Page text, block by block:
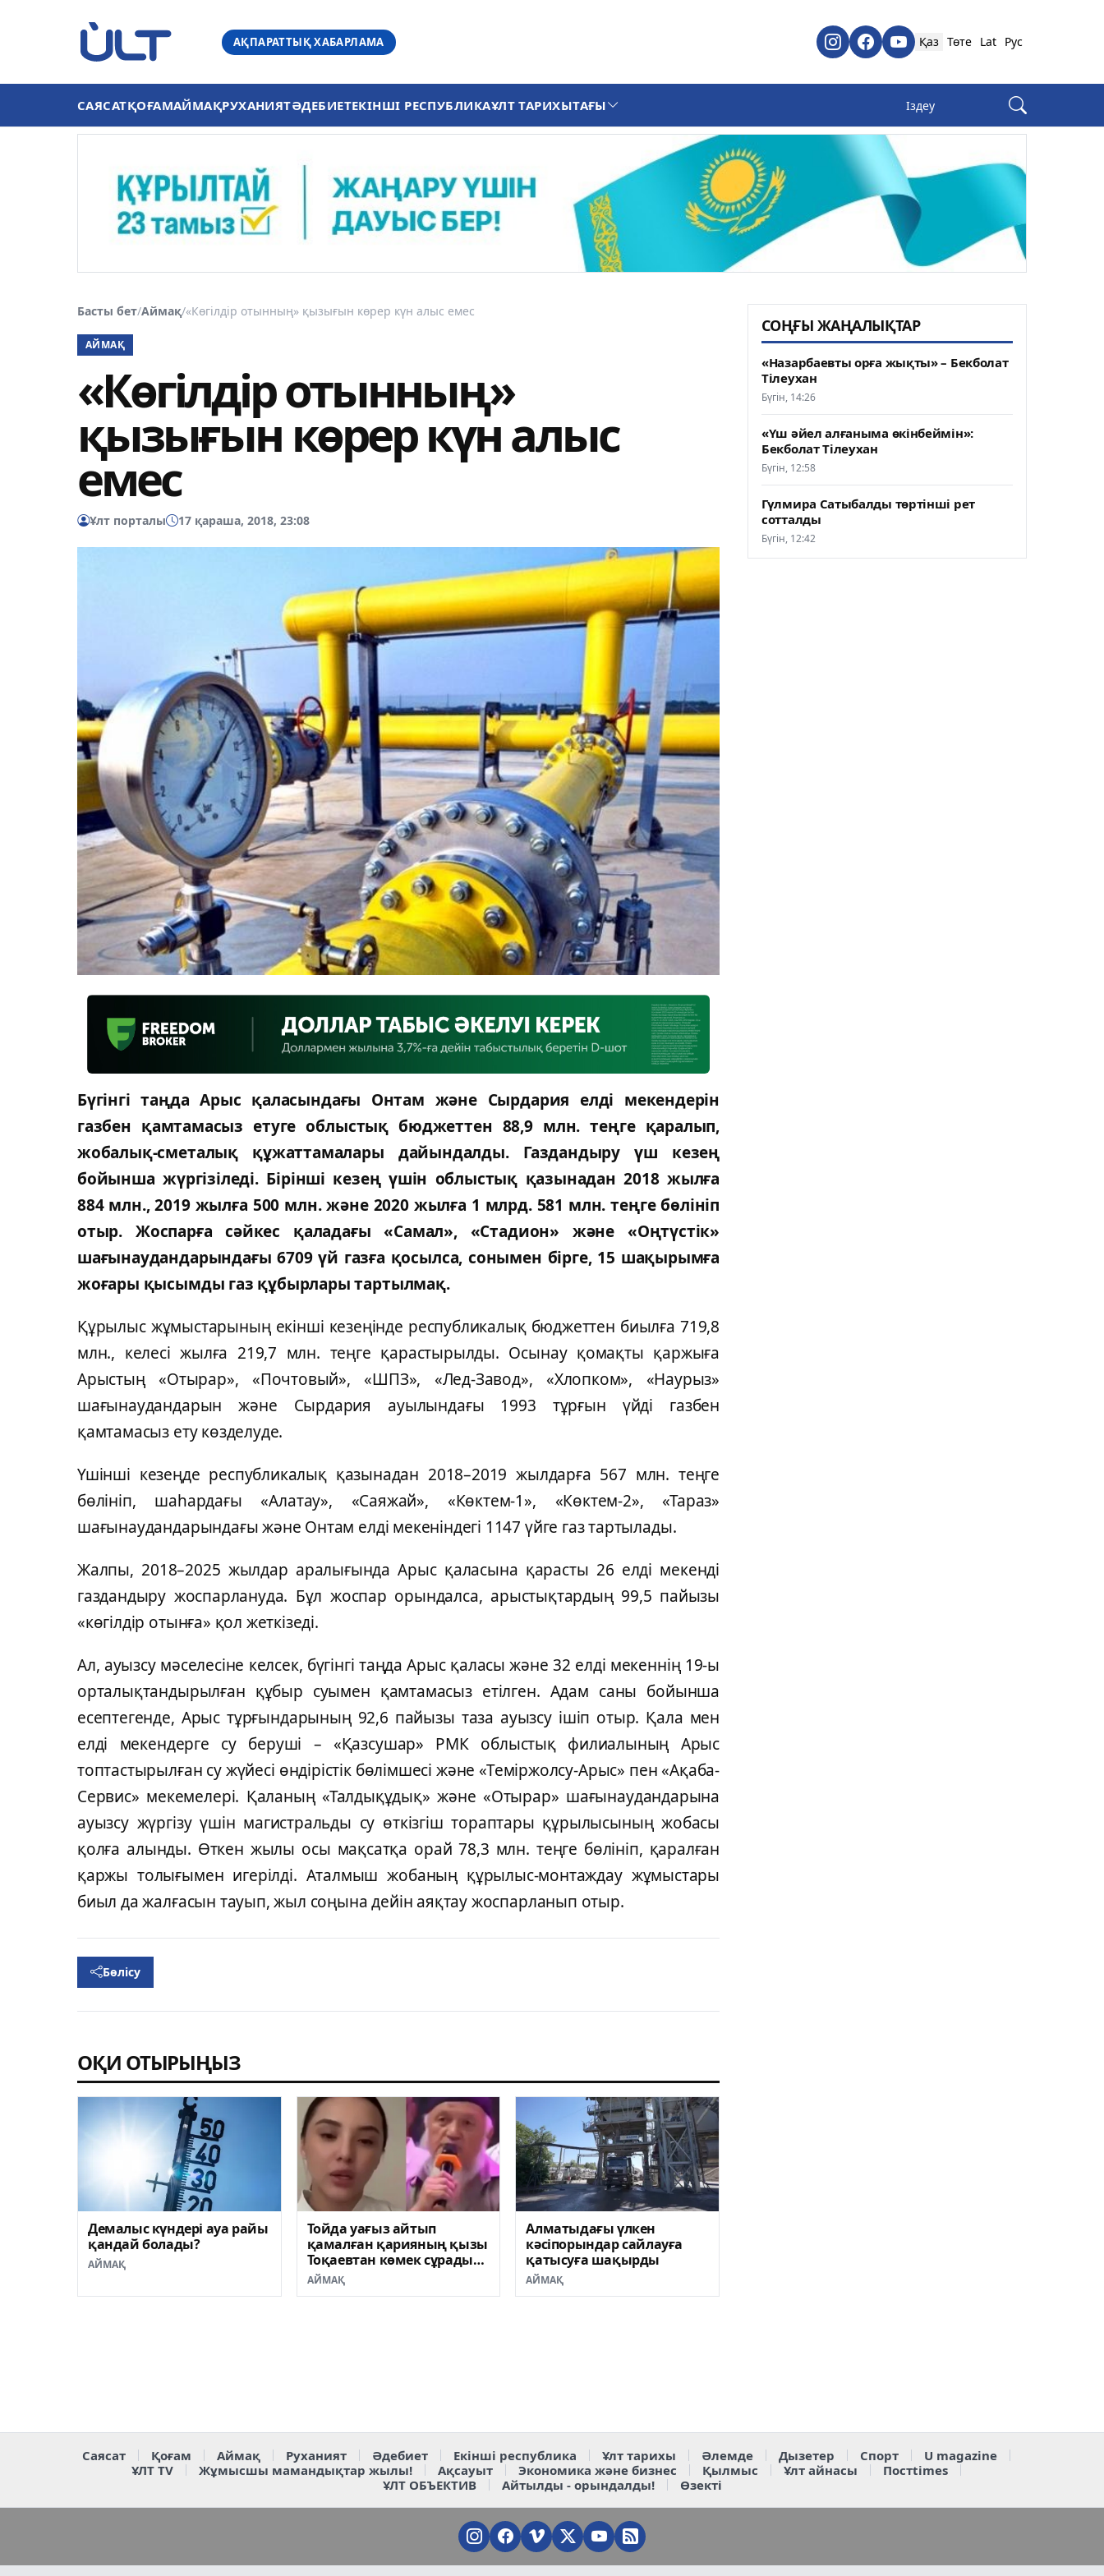
АҚПАРАТТЫҚ ХАБАРЛАМА Қаз Төте Lat Рус
САЯСАТҚОҒАМАЙМАҚРУХАНИЯТӘДЕБИЕТЕКІНШІ РЕСПУБЛИКАҰЛТ ТАРИХЫТАҒЫ
Басты бет/Аймақ/«Көгілдір отынның» қызығын көрер күн алыс емес
АЙМАҚ
«Көгілдір отынның»
қызығын көрер күн алыс
емес
Ұлт порталы 17 қараша, 2018, 23:08
Бүгінгі таңда Арыс қаласындағы Онтам және Сырдария елді мекендерін
газбен қамтамасыз етуге облыстық бюджеттен 88,9 млн. теңге қаралып,
жобалық-сметалық құжаттамалары дайындалды. Газдандыру үш кезең
бойынша жүргізіледі. Бірінші кезең үшін облыстық қазынадан 2018 жылға
884 млн., 2019 жылға 500 млн. және 2020 жылға 1 млрд. 581 млн. теңге бөлініп
отыр. Жоспарға сәйкес қаладағы «Самал», «Стадион» және «Оңтүстік»
шағынаудандарындағы 6709 үй газға қосылса, сонымен бірге, 15 шақырымға
жоғары қысымды газ құбырлары тартылмақ.
Құрылыс жұмыстарының екінші кезеңінде республикалық бюджеттен биылға 719,8
млн., келесі жылға 219,7 млн. теңге қарастырылды. Осынау қомақты қаржыға
Арыстың «Отырар», «Почтовый», «ШПЗ», «Лед-Завод», «Хлопком», «Наурыз»
шағынаудандарын және Сырдария ауылындағы 1993 тұрғын үйді газбен
қамтамасыз ету көзделуде.
Үшінші кезеңде республикалық қазынадан 2018–2019 жылдарға 567 млн. теңге
бөлініп, шаһардағы «Алатау», «Саяжай», «Көктем-1», «Көктем-2», «Тараз»
шағынаудандарындағы және Онтам елді мекеніндегі 1147 үйге газ тартылады.
Жалпы, 2018–2025 жылдар аралығында Арыс қаласына қарасты 26 елді мекенді
газдандыру жоспарлануда. Бұл жоспар орындалса, арыстықтардың 99,5 пайызы
«көгілдір отынға» қол жеткізеді.
Ал, ауызсу мәселесіне келсек, бүгінгі таңда Арыс қаласы және 32 елді мекеннің 19-ы
орталықтандырылған құбыр суымен қамтамасыз етілген. Адам саны бойынша
есептегенде, Арыс тұрғындарының 92,6 пайызы таза ауызсу ішіп отыр. Қала мен
елді мекендерге су беруші – «Қазсушар» РМК облыстық филиалының Арыс
топтастырылған су жүйесі өндірістік бөлімшесі және «Теміржолсу-Арыс» пен «Ақаба-
Сервис» мекемелері. Қаланың «Талдықұдық» және «Отырар» шағынаудандарына
ауызсу жүргізу үшін магистральды су өткізгіш тораптары құрылысының жобасы
қолға алынды. Өткен жылы осы мақсатқа орай 78,3 млн. теңге бөлініп, қаралған
қаржы толығымен игерілді. Аталмыш жобаның құрылыс-монтаждау жұмыстары
биыл да жалғасын тауып, жыл соңына дейін аяқтау жоспарланып отыр.
Бөлісу
ОҚИ ОТЫРЫҢЫЗ
Демалыс күндері ауа райы
қандай болады?
АЙМАҚ
Тойда уағыз айтып
қамалған қарияның қызы
Тоқаевтан көмек сұрады
(ВИДЕО)
АЙМАҚ
Алматыдағы үлкен
кәсіпорындар сайлауға
қатысуға шақырды
АЙМАҚ
СОҢҒЫ ЖАҢАЛЫҚТАР
«Назарбаевты орға жықты» – Бекболат
Тілеухан
Бүгін, 14:26
«Үш әйел алғаныма өкінбеймін»:
Бекболат Тілеухан
Бүгін, 12:58
Гүлмира Сатыбалды төртінші рет
сотталды
Бүгін, 12:42
Саясат Қоғам Аймақ Руханият Әдебиет Екінші республика Ұлт тарихы Әлемде Дызетер Спорт
U magazine
ҰЛТ TV
Жұмысшы мамандықтар жылы! Ақсауыт Экономика және бизнес Қылмыс Ұлт айнасы
Постtimes
ҰЛТ ОБЪЕКТИВ
Айтылды - орындалды! Өзекті